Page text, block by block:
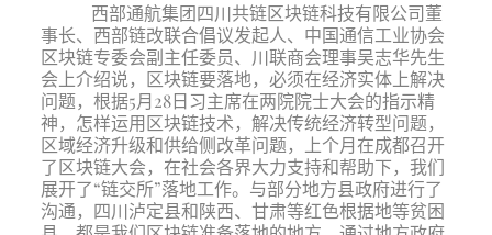
西部通航集团四川共链区块链科技有限公司董
事长、西部链改联合倡议发起人、中国通信工业协会
区块链专委会副主任委员、川联商会理事吴志华先生
会上介绍说，区块链要落地，必须在经济实体上解决
问题，根据5月28日习主席在两院院士大会的指示精
神，怎样运用区块链技术，解决传统经济转型问题，
区域经济升级和供给侧改革问题，上个月在成都召开
了区块链大会，在社会各界大力支持和帮助下，我们
展开了“链交所”落地工作。与部分地方县政府进行了
沟通，四川泸定县和陕西、甘肃等红色根据地等贫困